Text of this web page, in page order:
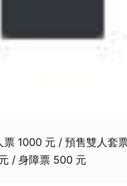
票 1000 元 / 預售雙人套
/ 身障票 500 元